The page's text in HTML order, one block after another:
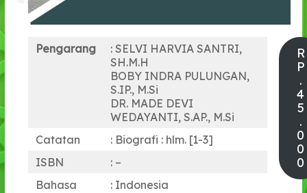
Pengarang
: SELVI HARVIA SANTRI,
SH.M.H
BOBY INDRA PULUNGAN,
S.IP., M.Si
DR. MADE DEVI
WEDAYANTI, S.AP., M.Si
Catatan
: Biografi : hlm. [1-3]
ISBN
: –
Bahasa
: Indonesia
R
P
.
4
5
.
0
0
0